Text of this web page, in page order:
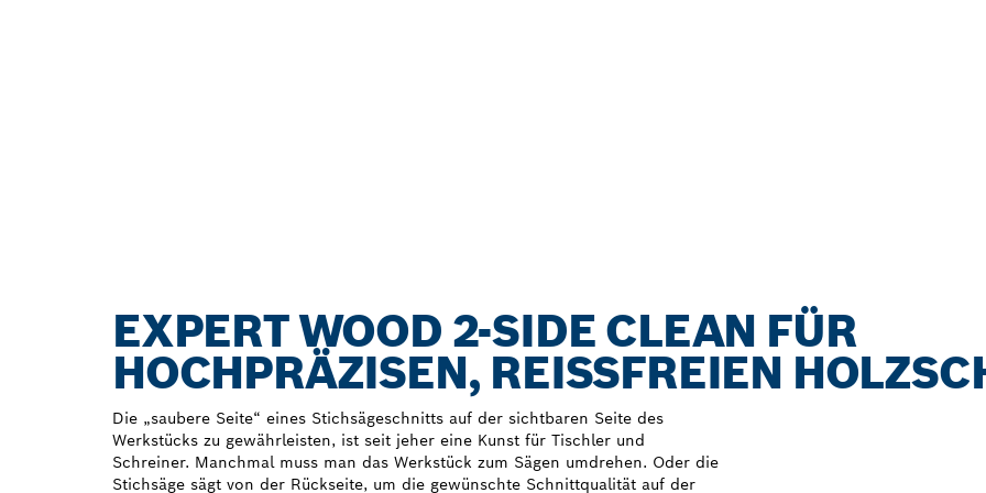
EXPERT WOOD 2-SIDE CLEAN FÜR
HOCHPRÄZISEN, REISSFREIEN
Die „saubere Seite“ eines Stichsägeschnitts auf der sichtbaren Seite des
Werkstücks zu gewährleisten, ist seit jeher eine Kunst für Tischler und
Schreiner. Manchmal muss man das Werkstück zum Sägen umdrehen. Oder die
Stichsäge sägt von der Rückseite, um die gewünschte Schnittqualität auf der